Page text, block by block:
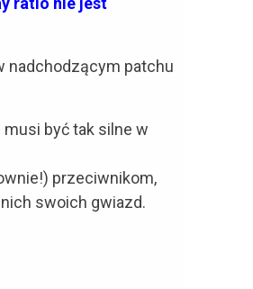
nadchodzącym patchu
być tak silne w
przeciwnikom,
swoich gwiazd.